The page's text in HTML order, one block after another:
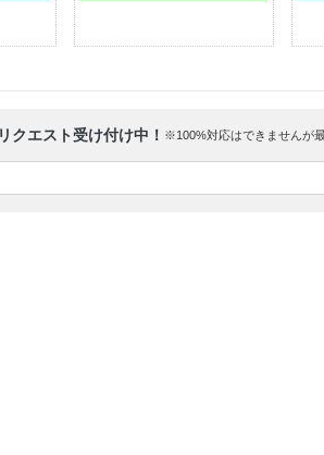
クエスト受け付け中！ ※100%対応はできませんが